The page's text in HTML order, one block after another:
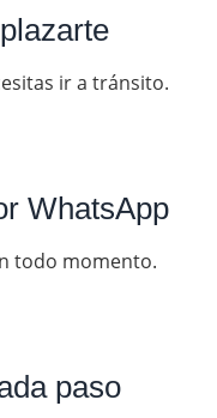
ir a tránsito.
WhatsApp
todo momento.
paso